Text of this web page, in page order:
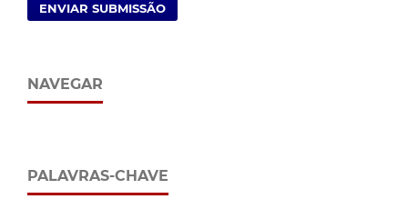
ENVIAR SUBMISSÃO
NAVEGAR
PALAVRAS-CHAVE